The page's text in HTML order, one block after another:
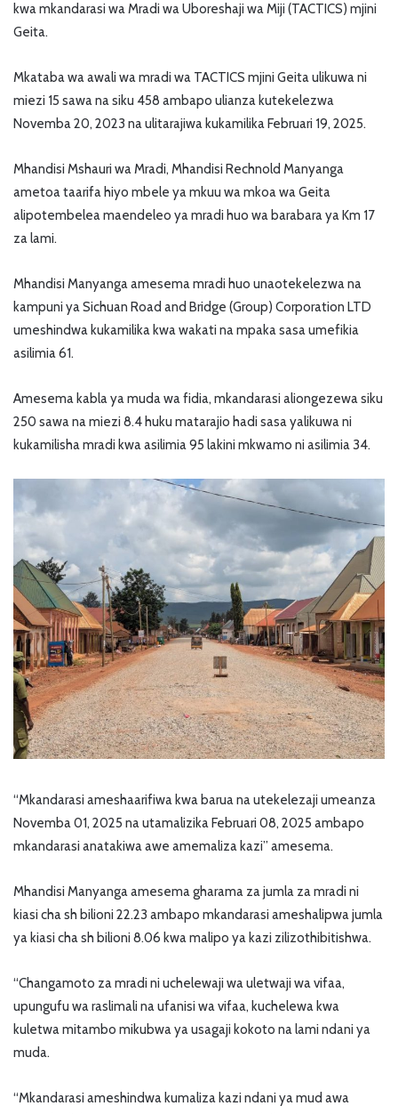
kwa mkandarasi wa Mradi wa Uboreshaji wa Miji (TACTICS) mjini
Geita.
Mkataba wa awali wa mradi wa TACTICS mjini Geita ulikuwa ni
miezi 15 sawa na siku 458 ambapo ulianza kutekelezwa
Novemba 20, 2023 na ulitarajiwa kukamilika Februari 19, 2025.
Mhandisi Mshauri wa Mradi, Mhandisi Rechnold Manyanga
ametoa taarifa hiyo mbele ya mkuu wa mkoa wa Geita
alipotembelea maendeleo ya mradi huo wa barabara ya Km 17
za lami.
Mhandisi Manyanga amesema mradi huo unaotekelezwa na
kampuni ya Sichuan Road and Bridge (Group) Corporation LTD
umeshindwa kukamilika kwa wakati na mpaka sasa umefikia
asilimia 61.
Amesema kabla ya muda wa fidia, mkandarasi aliongezewa siku
250 sawa na miezi 8.4 huku matarajio hadi sasa yalikuwa ni
kukamilisha mradi kwa asilimia 95 lakini mkwamo ni asilimia 34.
“Mkandarasi ameshaarifiwa kwa barua na utekelezaji umeanza
Novemba 01, 2025 na utamalizika Februari 08, 2025 ambapo
mkandarasi anatakiwa awe amemaliza kazi” amesema.
Mhandisi Manyanga amesema gharama za jumla za mradi ni
kiasi cha sh bilioni 22.23 ambapo mkandarasi ameshalipwa jumla
ya kiasi cha sh bilioni 8.06 kwa malipo ya kazi zilizothibitishwa.
“Changamoto za mradi ni uchelewaji wa uletwaji wa vifaa,
upungufu wa raslimali na ufanisi wa vifaa, kuchelewa kwa
kuletwa mitambo mikubwa ya usagaji kokoto na lami ndani ya
muda.
“Mkandarasi ameshindwa kumaliza kazi ndani ya mud awa